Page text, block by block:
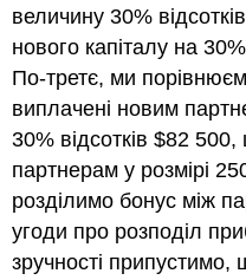
величину 30%
нового капіталу на
По-третє, ми
виплачені новим
30% відсотків $82
партнерам у розмірі
розділимо бонус між
угоди про розподіл
зручності припустимо,